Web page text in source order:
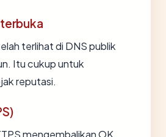
terlihat di DNS publik
Itu cukup untuk
reputasi.
mengembalikan OK.